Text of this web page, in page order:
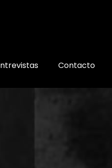
Contacto